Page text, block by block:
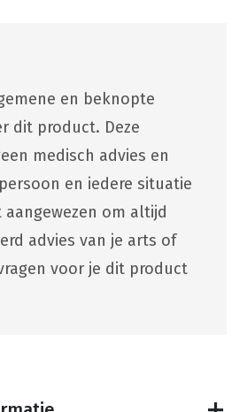
en beknopte
dit product. Deze
medisch advies en
en iedere situatie
aangewezen om altijd
advies van je arts of
voor je dit product